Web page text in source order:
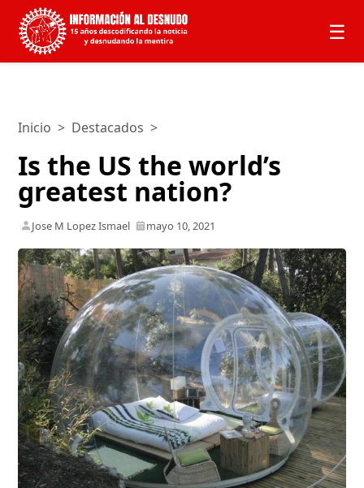
☰
Inicio > Destacados >
Is the US the world’s
greatest nation?
Jose M Lopez Ismael mayo 10, 2021